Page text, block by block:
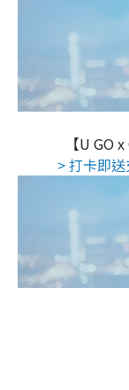
【U GO
> 打卡即